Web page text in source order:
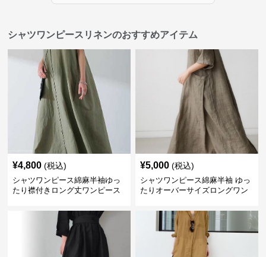
シャツワンピースリネンのおすすめアイテム
¥4,800 (税込)
シャツワンピース綿麻半袖ゆっ
たり襟付きロング丈ワンピース
¥5,000 (税込)
シャツワンピース綿麻半袖 ゆっ
たりオーバーサイズロングワン